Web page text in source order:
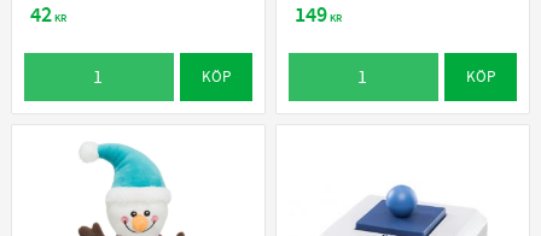
42KR
KÖP
149KR
KÖP